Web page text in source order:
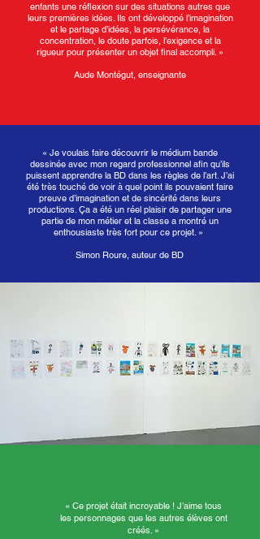
enfants une réflexion sur des situations autres que
leurs premières idées. Ils ont développé l’imagination
et le partage d’idées, la persévérance, la
concentration, le doute parfois, l’exigence et la
rigueur pour présenter un objet final accompli. »
Aude Montégut, enseignante
« Je voulais faire découvrir le médium bande
dessinée avec mon regard professionnel afin qu’ils
puissent apprendre la BD dans les règles de l’art. J’ai
été très touché de voir à quel point ils pouvaient faire
preuve d’imagination et de sincérité dans leurs
productions. Ça a été un réel plaisir de partager une
partie de mon métier et la classe a montré un
enthousiaste très fort pour ce projet. »
Simon Roure, auteur de BD
« Ce projet était incroyable ! J’aime tous
les personnages que les autres élèves ont
créés. »